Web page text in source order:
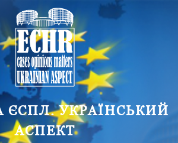
ЄСПЛ. УКРАЇНСЬКИЙ
АСПЕКТ